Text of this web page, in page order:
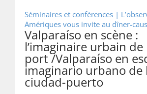
Séminaires et conférences |
Amériques vous invite au dîner-
Valparaíso en scène :
l’imaginaire urbain de
port /Valparaíso en
imaginario urbano de
ciudad-puerto